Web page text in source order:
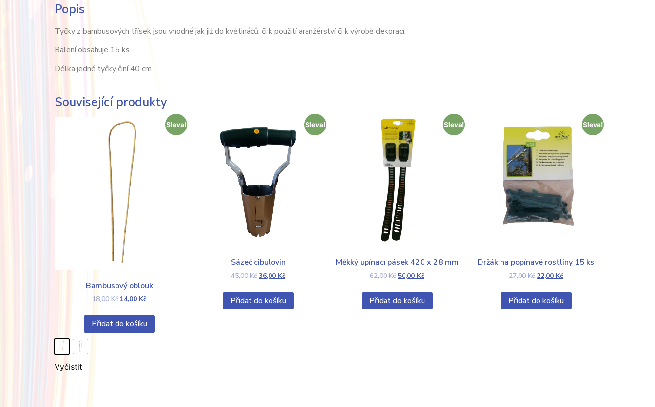
Popis
Tyčky z bambusových třísek jsou vhodné jak již do květináčů, či k použití aranžérství či k výrobě dekorací.
Balení obsahuje 15 ks.
Délka jedné tyčky činí 40 cm.
Související produkty
Sleva!
Bambusový oblouk
18,00Kč 14,00 Kč
Přidat do košíku
Vyčistit
Sleva!
Sázeč cibulovin
45,00Kč 36,00 Kč
Přidat do košíku
Sleva!
Měkký upínací pásek 420 x 28 mm
62,00Kč 50,00 Kč
Přidat do košíku
Sleva!
Držák na popínavé rostliny 15 ks
27,00Kč 22,00 Kč
Přidat do košíku